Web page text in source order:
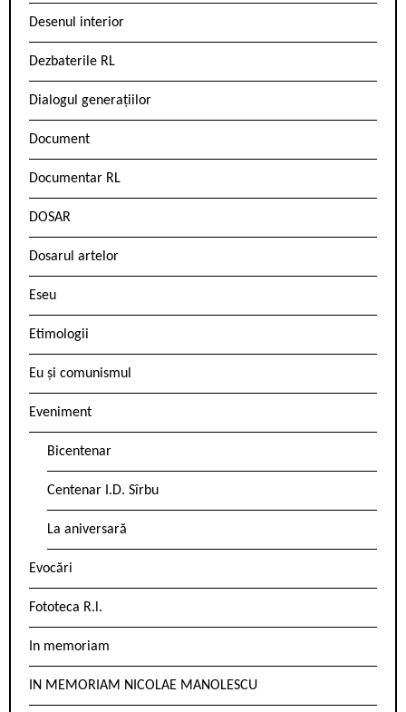
Desenul interior
Dezbaterile RL
Dialogul generațiilor
Document
Documentar RL
DOSAR
Dosarul artelor
Eseu
Etimologii
Eu și comunismul
Eveniment
Bicentenar
Centenar I.D. Sîrbu
La aniversară
Evocări
Fototeca R.l.
In memoriam
IN MEMORIAM NICOLAE MANOLESCU